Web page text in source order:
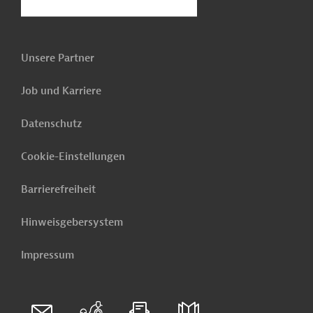
Unsere Partner
Job und Karriere
Datenschutz
Cookie-Einstellungen
Barrierefreiheit
Hinweisgebersystem
Impressum